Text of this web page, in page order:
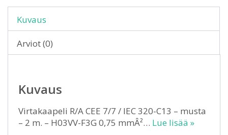
Kuvaus
Arviot (0)
Kuvaus
Virtakaapeli R/A CEE 7/7 / IEC 320-C13 – musta
– 2 m. – H03VV-F3G 0,75 mmÂ²… Lue lisää »